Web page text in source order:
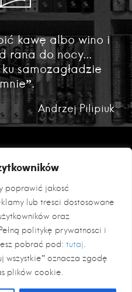
poprawić jakość
lub treści dostosowane
oraz
politykę prywatności i
pobrać pod: tutaj.
wszystkie” oznacza zgodę
plików cookie.
kawę albo wino i
rana do nocy...
samozagładzie
Andrzej Pilipiuk
RODO